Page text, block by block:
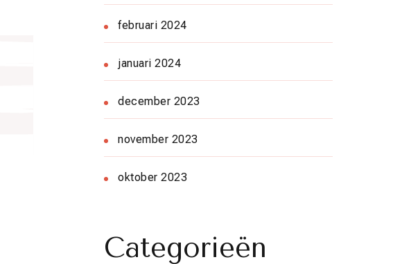
februari 2024
januari 2024
december 2023
november 2023
oktober 2023
Categorieën